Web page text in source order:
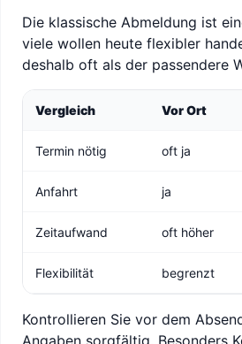
Die klassische Abmeldung ist
viele wollen heute flexibler
deshalb oft als der passendere
Vergleich Vor Ort
Termin nötig oft ja
Anfahrt ja
Zeitaufwand oft höher
Flexibilität begrenzt
Kontrollieren Sie vor dem
Angaben sorgfältig. Besonders